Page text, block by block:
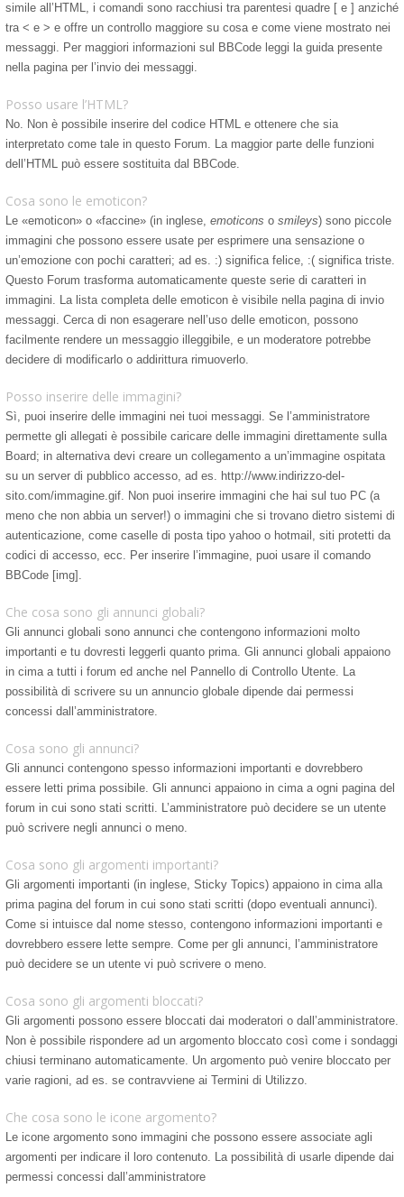
simile all’HTML, i comandi sono racchiusi tra parentesi quadre [ e ] anziché
tra < e > e offre un controllo maggiore su cosa e come viene mostrato nei
messaggi. Per maggiori informazioni sul BBCode leggi la guida presente
nella pagina per l’invio dei messaggi.
Posso usare l’HTML?
No. Non è possibile inserire del codice HTML e ottenere che sia
interpretato come tale in questo Forum. La maggior parte delle funzioni
dell’HTML può essere sostituita dal BBCode.
Cosa sono le emoticon?
Le «emoticon» o «faccine» (in inglese, emoticons o smileys) sono piccole
immagini che possono essere usate per esprimere una sensazione o
un’emozione con pochi caratteri; ad es. :) significa felice, :( significa triste.
Questo Forum trasforma automaticamente queste serie di caratteri in
immagini. La lista completa delle emoticon è visibile nella pagina di invio
messaggi. Cerca di non esagerare nell’uso delle emoticon, possono
facilmente rendere un messaggio illeggibile, e un moderatore potrebbe
decidere di modificarlo o addirittura rimuoverlo.
Posso inserire delle immagini?
Sì, puoi inserire delle immagini nei tuoi messaggi. Se l’amministratore
permette gli allegati è possibile caricare delle immagini direttamente sulla
Board; in alternativa devi creare un collegamento a un’immagine ospitata
su un server di pubblico accesso, ad es. http://www.indirizzo-del-
sito.com/immagine.gif. Non puoi inserire immagini che hai sul tuo PC (a
meno che non abbia un server!) o immagini che si trovano dietro sistemi di
autenticazione, come caselle di posta tipo yahoo o hotmail, siti protetti da
codici di accesso, ecc. Per inserire l’immagine, puoi usare il comando
BBCode [img].
Che cosa sono gli annunci globali?
Gli annunci globali sono annunci che contengono informazioni molto
importanti e tu dovresti leggerli quanto prima. Gli annunci globali appaiono
in cima a tutti i forum ed anche nel Pannello di Controllo Utente. La
possibilità di scrivere su un annuncio globale dipende dai permessi
concessi dall’amministratore.
Cosa sono gli annunci?
Gli annunci contengono spesso informazioni importanti e dovrebbero
essere letti prima possibile. Gli annunci appaiono in cima a ogni pagina del
forum in cui sono stati scritti. L’amministratore può decidere se un utente
può scrivere negli annunci o meno.
Cosa sono gli argomenti importanti?
Gli argomenti importanti (in inglese, Sticky Topics) appaiono in cima alla
prima pagina del forum in cui sono stati scritti (dopo eventuali annunci).
Come si intuisce dal nome stesso, contengono informazioni importanti e
dovrebbero essere lette sempre. Come per gli annunci, l’amministratore
può decidere se un utente vi può scrivere o meno.
Cosa sono gli argomenti bloccati?
Gli argomenti possono essere bloccati dai moderatori o dall’amministratore.
Non è possibile rispondere ad un argomento bloccato così come i sondaggi
chiusi terminano automaticamente. Un argomento può venire bloccato per
varie ragioni, ad es. se contravviene ai Termini di Utilizzo.
Che cosa sono le icone argomento?
Le icone argomento sono immagini che possono essere associate agli
argomenti per indicare il loro contenuto. La possibilità di usarle dipende dai
permessi concessi dall’amministratore